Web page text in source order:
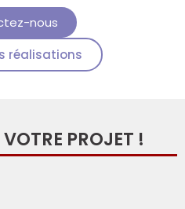
nous
réalisations
PROJET !